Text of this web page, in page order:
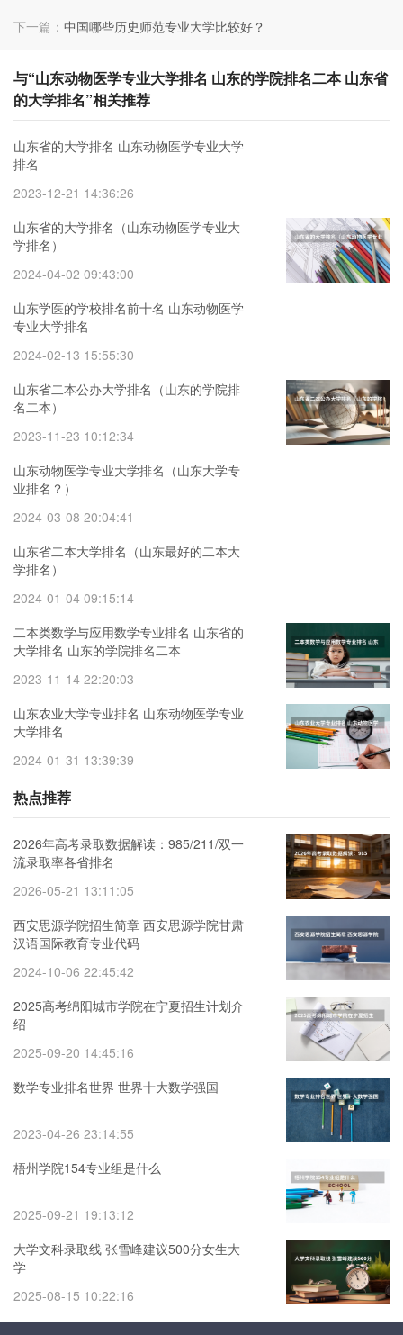
下一篇： 中国哪些历史师范专业大学比较好？
与“山东动物医学专业大学排名 山东的学院排名二本 山东省
的大学排名”相关推荐
山东省的大学排名 山东动物医学专业大学
排名
2023-12-21 14:36:26
山东省的大学排名（山东动物医学专业大
学排名）
2024-04-02 09:43:00
山东学医的学校排名前十名 山东动物医学
专业大学排名
2024-02-13 15:55:30
山东省二本公办大学排名（山东的学院排
名二本）
2023-11-23 10:12:34
山东动物医学专业大学排名（山东大学专
业排名？）
2024-03-08 20:04:41
山东省二本大学排名（山东最好的二本大
学排名）
2024-01-04 09:15:14
二本类数学与应用数学专业排名 山东省的
大学排名 山东的学院排名二本
2023-11-14 22:20:03
山东农业大学专业排名 山东动物医学专业
大学排名
2024-01-31 13:39:39
热点推荐
2026年高考录取数据解读：985/211/双一
流录取率各省排名
2026-05-21 13:11:05
西安思源学院招生简章 西安思源学院甘肃
汉语国际教育专业代码
2024-10-06 22:45:42
2025高考绵阳城市学院在宁夏招生计划介
绍
2025-09-20 14:45:16
数学专业排名世界 世界十大数学强国
2023-04-26 23:14:55
梧州学院154专业组是什么
2025-09-21 19:13:12
大学文科录取线 张雪峰建议500分女生大
学
2025-08-15 10:22:16